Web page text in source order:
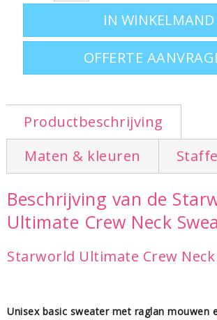
OFFERTE
Productbeschrijving
Maten & kleuren
Beschrijving van de
Ultimate Crew Neck
Starworld Ultimate Crew Neck
Unisex basic sweater met raglan mouwen